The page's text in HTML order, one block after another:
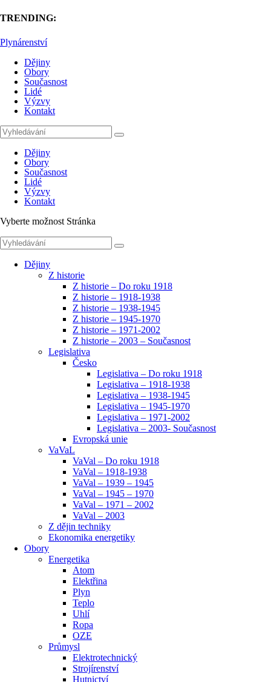
TRENDING:
Plynárenství
Dějiny
Obory
Současnost
Lidé
Výzvy
Kontakt
Dějiny
Obory
Současnost
Lidé
Výzvy
Kontakt
Vyberte možnost Stránka
Dějiny
Z historie
Z historie – Do roku 1918
Z historie – 1918-1938
Z historie – 1938-1945
Z historie – 1945-1970
Z historie – 1971-2002
Z historie – 2003 – Současnost
Legislativa
Česko
Legislativa – Do roku 1918
Legislativa – 1918-1938
Legislativa – 1938-1945
Legislativa – 1945-1970
Legislativa – 1971-2002
Legislativa – 2003- Současnost
Evropská unie
VaVaL
VaVal – Do roku 1918
VaVal – 1918-1938
VaVal – 1939 – 1945
VaVal – 1945 – 1970
VaVal – 1971 – 2002
VaVal – 2003
Z dějin techniky
Ekonomika energetiky
Obory
Energetika
Atom
Elektřina
Plyn
Teplo
Uhlí
Ropa
OZE
Průmysl
Elektrotechnický
Strojírenství
Hutnictví